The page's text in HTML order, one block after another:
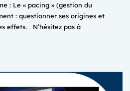
: Le « pacing » (gestion du
: questionner ses origines et
effets. N’hésitez pas à